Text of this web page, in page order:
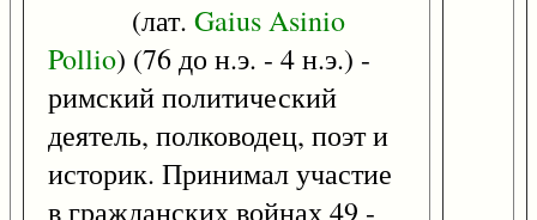
(лат. GaiusAsinio
Pollio) (76 до н.э. - 4 н.э.) -
римский политический
деятель, полководец, поэт и
историк. Принимал участие
в гражданских войнах 49 -